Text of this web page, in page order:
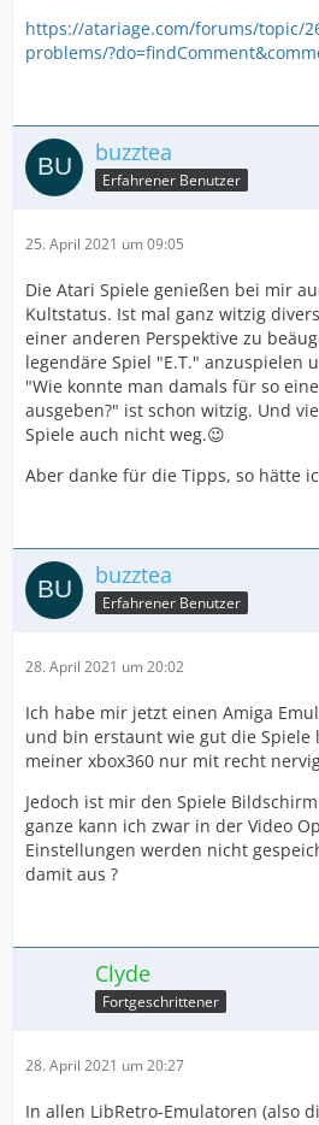
https://atariage.com/forums/topic/
problems/
buzztea
Erfahrener Benutzer
25. April 2021 um 09:05
Die Atari Spiele genießen bei mir
Kultstatus. Ist mal ganz witzig
einer anderen Perspektive zu
legendäre Spiel "E.T." anzuspielen
"Wie konnte man damals für so
ausgeben?" ist schon witzig. Und
Spiele auch nicht weg.😉
Aber danke für die Tipps, so hätte
buzztea
Erfahrener Benutzer
28. April 2021 um 20:02
Ich habe mir jetzt einen Amiga
und bin erstaunt wie gut die Spiele
meiner xbox360 nur mit recht
Jedoch ist mir den Spiele
ganze kann ich zwar in der Video
Einstellungen werden nicht
damit aus ?
Clyde
Fortgeschrittener
28. April 2021 um 20:27
In allen LibRetro-Emulatoren (also